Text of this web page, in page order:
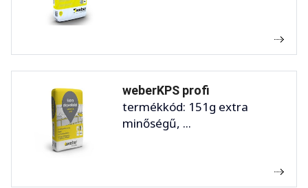
weberKPS profi
termékkód: 151g extra
minőségű, ...